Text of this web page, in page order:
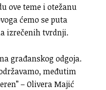
ove teme i otežanu
ćemo se puta
izrečenih tvrdnji.
građanskog odgoja.
međutim
– Olivera Majić